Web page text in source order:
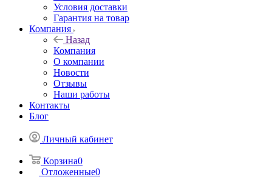
Условия доставки
Гарантия на товар
Компания
Назад
Компания
О компании
Новости
Отзывы
Наши работы
Контакты
Блог
Личный кабинет
Корзина0
Отложенные0